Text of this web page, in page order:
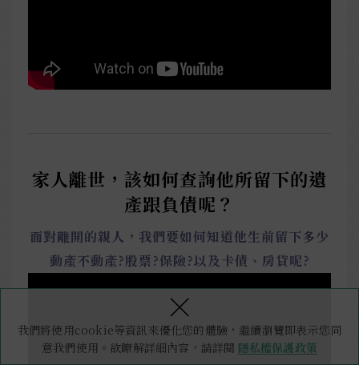
我們將使用cookie等資訊來優化您的體驗，繼續瀏覽即表示您同
意我們使用。欲瞭解詳細內容，請詳閱 隱私權保護政策
×
家人離世，該如何查詢他所留下的遺
產跟負債呢？
面對離開的親人，我們要如何知道他生前留下多少
動產不動產?股票?保險?以及卡債、房貸呢?